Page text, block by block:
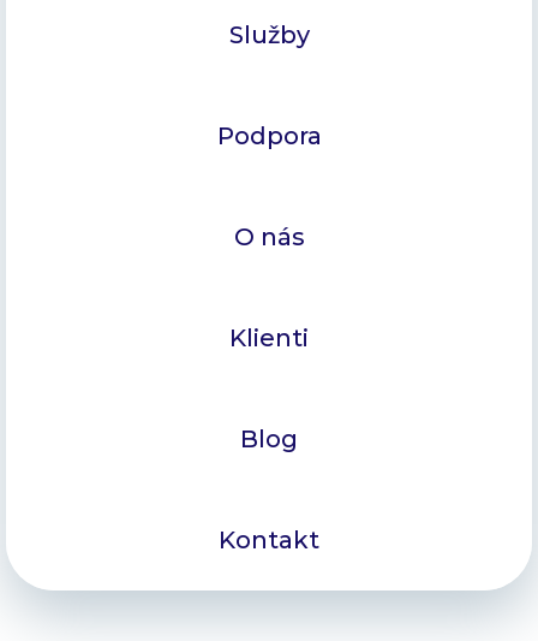
Služby
Podpora
O nás
Klienti
Blog
Kontakt